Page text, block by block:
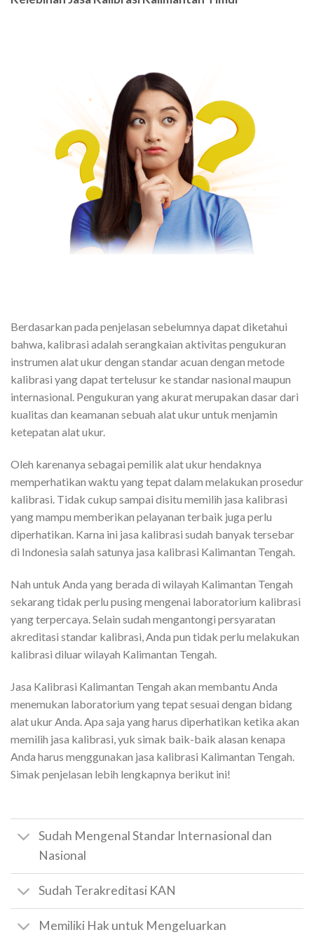
Berdasarkan pada penjelasan sebelumnya dapat diketahui
bahwa, kalibrasi adalah serangkaian aktivitas pengukuran
instrumen alat ukur dengan standar acuan dengan metode
kalibrasi yang dapat tertelusur ke standar nasional maupun
internasional. Pengukuran yang akurat merupakan dasar dari
kualitas dan keamanan sebuah alat ukur untuk menjamin
ketepatan alat ukur.
Oleh karenanya sebagai pemilik alat ukur hendaknya
memperhatikan waktu yang tepat dalam melakukan prosedur
kalibrasi. Tidak cukup sampai disitu memilih jasa kalibrasi
yang mampu memberikan pelayanan terbaik juga perlu
diperhatikan. Karna ini jasa kalibrasi sudah banyak tersebar
di Indonesia salah satunya jasa kalibrasi Kalimantan Tengah.
Nah untuk Anda yang berada di wilayah Kalimantan Tengah
sekarang tidak perlu pusing mengenai laboratorium kalibrasi
yang terpercaya. Selain sudah mengantongi persyaratan
akreditasi standar kalibrasi, Anda pun tidak perlu melakukan
kalibrasi diluar wilayah Kalimantan Tengah.
Jasa Kalibrasi Kalimantan Tengah akan membantu Anda
menemukan laboratorium yang tepat sesuai dengan bidang
alat ukur Anda. Apa saja yang harus diperhatikan ketika akan
memilih jasa kalibrasi, yuk simak baik-baik alasan kenapa
Anda harus menggunakan jasa kalibrasi Kalimantan Tengah.
Simak penjelasan lebih lengkapnya berikut ini!
Sudah Mengenal Standar Internasional dan
Nasional
Sudah Terakreditasi KAN
Memiliki Hak untuk Mengeluarkan